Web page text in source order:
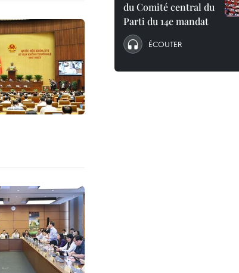
du Comité central du
Parti du 14e mandat
ÉCOUTER